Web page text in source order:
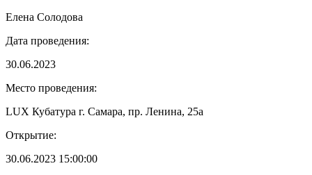
Елена Солодова
Дата проведения:
30.06.2023
Место проведения:
LUX Кубатура г. Самара, пр. Ленина, 25а
Открытие:
30.06.2023 15:00:00